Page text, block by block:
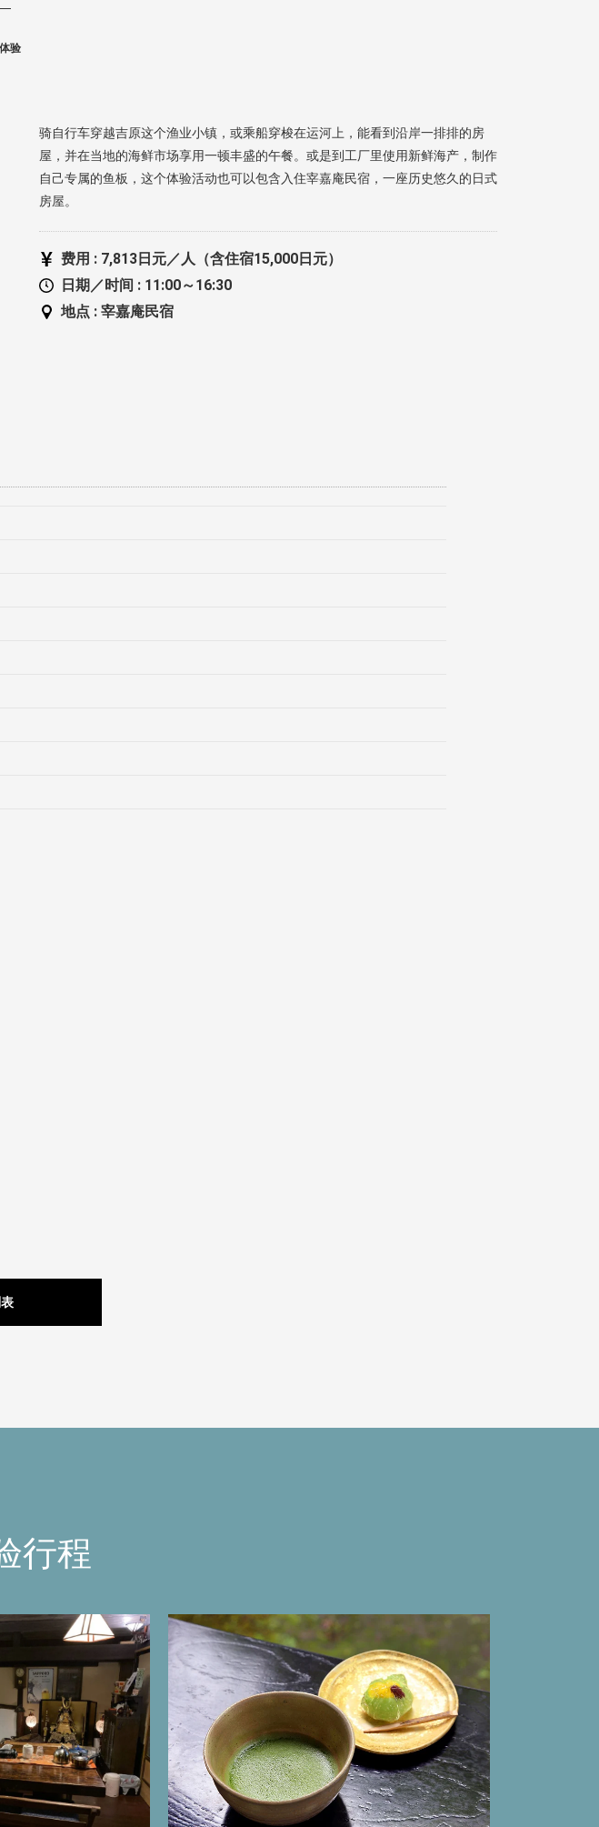
验
骑自行车穿越吉原这个渔业小镇，或乘船穿梭在运河上，能看到沿岸一排排的房
屋，并在当地的海鲜市场享用一顿丰盛的午餐。或是到工厂里使用新鲜海产，制作
自己专属的鱼板，这个体验活动也可以包含入住宰嘉庵民宿，一座历史悠久的日式
房屋。
费用 : 7,813日元／人（含住宿15,000日元）
日期／时间 : 11:00～16:30
地点 : 宰嘉庵民宿
行程